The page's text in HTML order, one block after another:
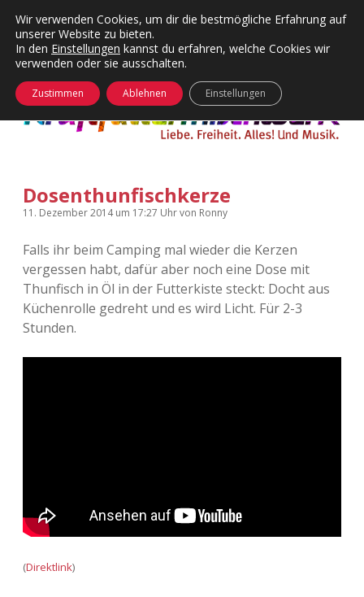
Kategorien
Menü
24 Hours Chilling
Die Wende
KFMW-Disco
Kopfkinomusik
Nur mal so
KFMW-Disco
Dates
Contact
Menü
öffnen
Adventskalender 2010
Adventskalender 2011
Adventskalender 2016
facebook
instagram
rss soundcloud
vimeoBluesky
öffnen
Dosenthunfischkerze
11. Dezember 2014um 17:27 Uhrvon Ronny
Falls ihr beim Camping mal wieder die Kerzen
vergessen habt, dafür aber noch eine Dose mit
Thunfisch in Öl in der Futterkiste steckt: Docht aus
Küchenrolle gedreht und es wird Licht. Für 2-3
Stunden.
(Direktlink)
Wir verwenden Cookies, um dir die bestmögliche Erfahrung auf
unserer Website zu bieten.
In den Einstellungen kannst du erfahren, welche Cookies wir
verwenden oder sie ausschalten.
Zustimmen Ablehnen Einstellungen